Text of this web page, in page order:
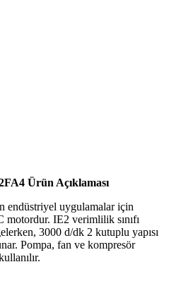
Ürün Açıklaması
endüstriyel uygulamalar için
motordur. IE2 verimlilik sınıfı
3000 d/dk 2 kutuplu yapısı
Pompa, fan ve kompresör